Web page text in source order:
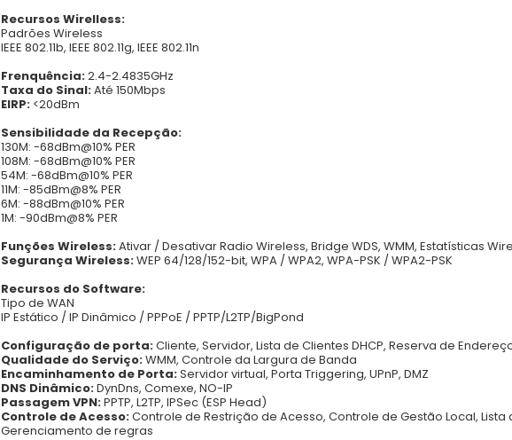
Recursos Wirelless:
Padrões Wireless
IEEE 802.11b, IEEE 802.11g, IEEE 802.11n
Frenquência:2.4-2.4835GHz
Taxa do Sinal:Até 150Mbps
EIRP: <20dBm
Sensibilidade da Recepção:
130M: -68dBm@10% PER
108M: -68dBm@10% PER
54M: -68dBm@10% PER
11M: -85dBm@8% PER
6M: -88dBm@10% PER
1M: -90dBm@8% PER
Funções Wireless:Ativar / Desativar Radio Wireless, Bridge WDS, WMM, Estatísticas
Segurança Wireless:WEP 64/128/152-bit, WPA / WPA2, WPA-PSK / WPA2-PSK
Recursos do Software:
Tipo de WAN
IP Estático / IP Dinâmico / PPPoE / PPTP/L2TP/BigPond
Configuração de porta:Cliente, Servidor, Lista de Clientes DHCP, Reserva de
Qualidade do Serviço:WMM, Controle da Largura de Banda
Encaminhamento de Porta:Servidor virtual, Porta Triggering, UPnP, DMZ
DNS Dinâmico:DynDns, Comexe, NO-IP
Passagem VPN:PPTP, L2TP, IPSec (ESP Head)
Controle de Acesso:Controle de Restrição de Acesso, Controle de Gestão Local,
Gerenciamento de regras